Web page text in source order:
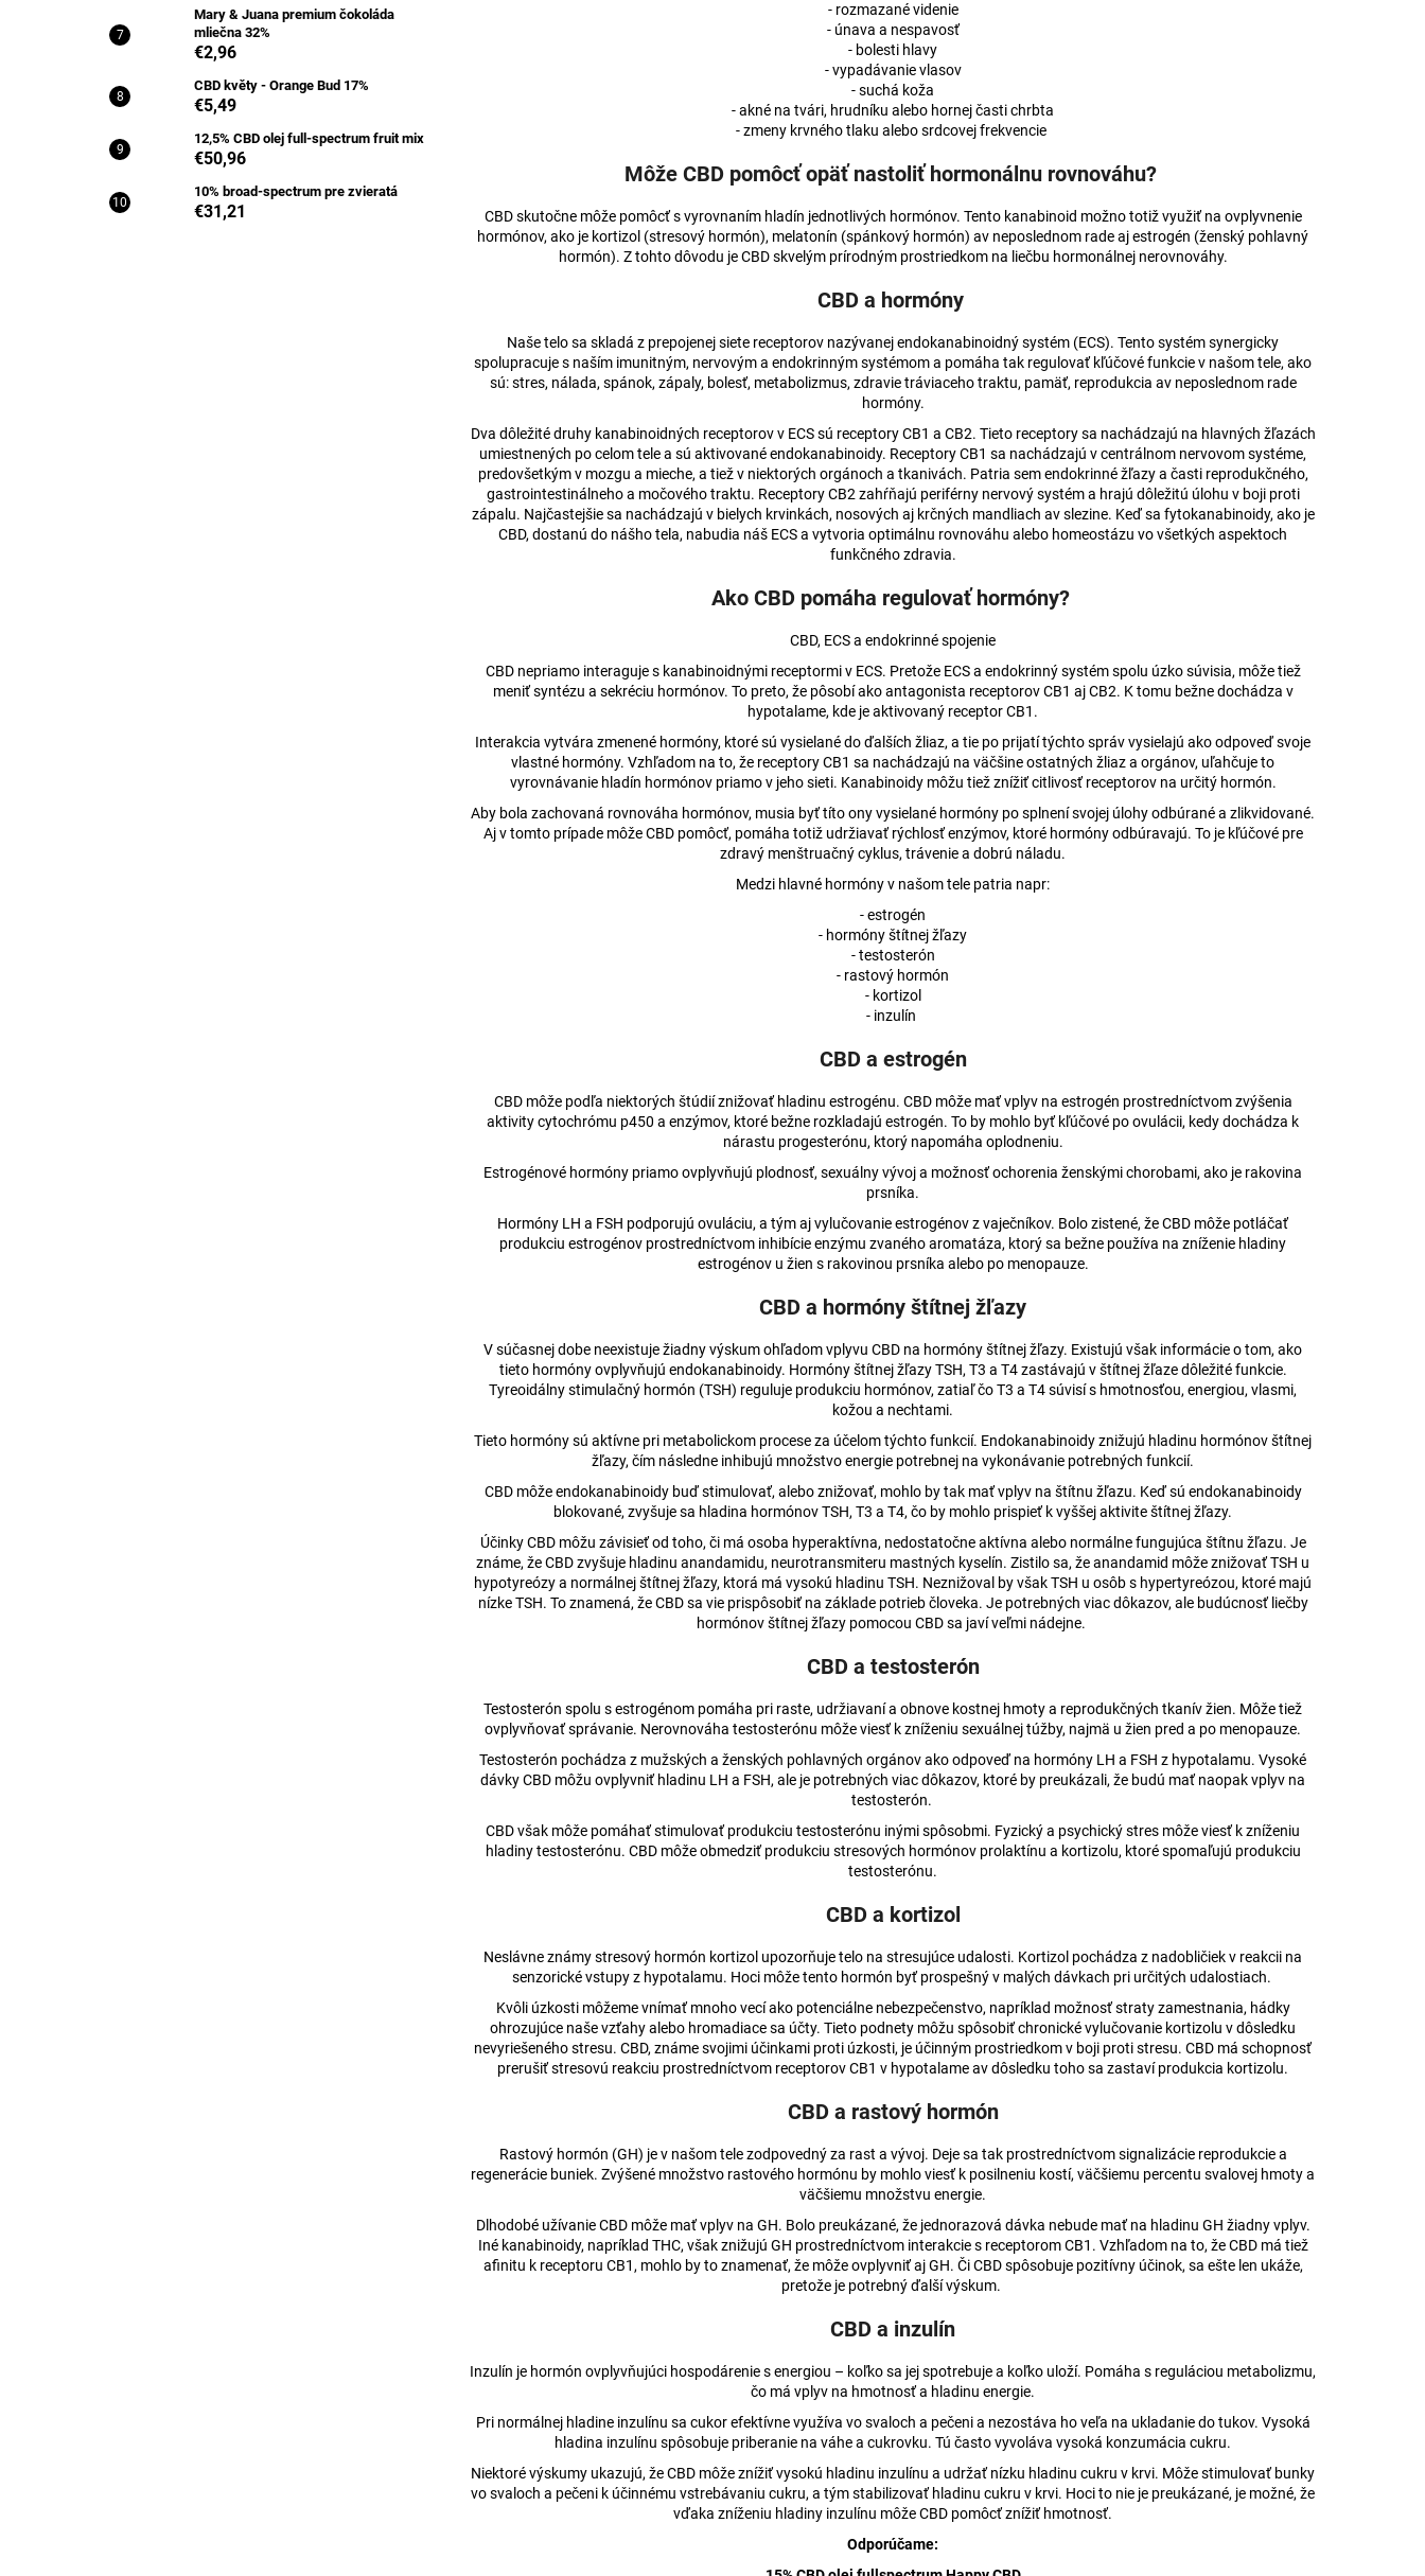
Mary & Juana premium čokoláda
mliečna 32%
€2,96
CBD květy - Orange Bud 17%
€5,49
12,5% CBD olej full-spectrum fruit mix
€50,96
10% broad-spectrum pre zvieratá
€31,21
- rozmazané videnie
- únava a nespavosť
- bolesti hlavy
- vypadávanie vlasov
- suchá koža
- akné na tvári, hrudníku alebo hornej časti chrbta
- zmeny krvného tlaku alebo srdcovej frekvencie
Môže CBD pomôcť opäť nastoliť hormonálnu rovnováhu?
CBD skutočne môže pomôcť s vyrovnaním hladín jednotlivých hormónov. Tento kanabinoid možno totiž využiť na ovplyvnenie
hormónov, ako je kortizol (stresový hormón), melatonín (spánkový hormón) av neposlednom rade aj estrogén (ženský pohlavný
hormón). Z tohto dôvodu je CBD skvelým prírodným prostriedkom na liečbu hormonálnej nerovnováhy.
CBD a hormóny
Naše telo sa skladá z prepojenej siete receptorov nazývanej endokanabinoidný systém (ECS). Tento systém synergicky
spolupracuje s naším imunitným, nervovým a endokrinným systémom a pomáha tak regulovať kľúčové funkcie v našom tele, ako
sú: stres, nálada, spánok, zápaly, bolesť, metabolizmus, zdravie tráviaceho traktu, pamäť, reprodukcia av neposlednom rade
hormóny.
Dva dôležité druhy kanabinoidných receptorov v ECS sú receptory CB1 a CB2. Tieto receptory sa nachádzajú na hlavných žľazách
umiestnených po celom tele a sú aktivované endokanabinoidy. Receptory CB1 sa nachádzajú v centrálnom nervovom systéme,
predovšetkým v mozgu a mieche, a tiež v niektorých orgánoch a tkanivách. Patria sem endokrinné žľazy a časti reprodukčného,
gastrointestinálneho a močového traktu. Receptory CB2 zahŕňajú periférny nervový systém a hrajú dôležitú úlohu v boji proti
zápalu. Najčastejšie sa nachádzajú v bielych krvinkách, nosových aj krčných mandliach av slezine. Keď sa fytokanabinoidy, ako je
CBD, dostanú do nášho tela, nabudia náš ECS a vytvoria optimálnu rovnováhu alebo homeostázu vo všetkých aspektoch
funkčného zdravia.
Ako CBD pomáha regulovať hormóny?
CBD, ECS a endokrinné spojenie
CBD nepriamo interaguje s kanabinoidnými receptormi v ECS. Pretože ECS a endokrinný systém spolu úzko súvisia, môže tiež
meniť syntézu a sekréciu hormónov. To preto, že pôsobí ako antagonista receptorov CB1 aj CB2. K tomu bežne dochádza v
hypotalame, kde je aktivovaný receptor CB1.
Interakcia vytvára zmenené hormóny, ktoré sú vysielané do ďalších žliaz, a tie po prijatí týchto správ vysielajú ako odpoveď svoje
vlastné hormóny. Vzhľadom na to, že receptory CB1 sa nachádzajú na väčšine ostatných žliaz a orgánov, uľahčuje to
vyrovnávanie hladín hormónov priamo v jeho sieti. Kanabinoidy môžu tiež znížiť citlivosť receptorov na určitý hormón.
Aby bola zachovaná rovnováha hormónov, musia byť títo ony vysielané hormóny po splnení svojej úlohy odbúrané a zlikvidované.
Aj v tomto prípade môže CBD pomôcť, pomáha totiž udržiavať rýchlosť enzýmov, ktoré hormóny odbúravajú. To je kľúčové pre
zdravý menštruačný cyklus, trávenie a dobrú náladu.
Medzi hlavné hormóny v našom tele patria napr:
- estrogén
- hormóny štítnej žľazy
- testosterón
- rastový hormón
- kortizol
- inzulín
CBD a estrogén
CBD môže podľa niektorých štúdií znižovať hladinu estrogénu. CBD môže mať vplyv na estrogén prostredníctvom zvýšenia
aktivity cytochrómu p450 a enzýmov, ktoré bežne rozkladajú estrogén. To by mohlo byť kľúčové po ovulácii, kedy dochádza k
nárastu progesterónu, ktorý napomáha oplodneniu.
Estrogénové hormóny priamo ovplyvňujú plodnosť, sexuálny vývoj a možnosť ochorenia ženskými chorobami, ako je rakovina
prsníka.
Hormóny LH a FSH podporujú ovuláciu, a tým aj vylučovanie estrogénov z vaječníkov. Bolo zistené, že CBD môže potláčať
produkciu estrogénov prostredníctvom inhibície enzýmu zvaného aromatáza, ktorý sa bežne používa na zníženie hladiny
estrogénov u žien s rakovinou prsníka alebo po menopauze.
CBD a hormóny štítnej žľazy
V súčasnej dobe neexistuje žiadny výskum ohľadom vplyvu CBD na hormóny štítnej žľazy. Existujú však informácie o tom, ako
tieto hormóny ovplyvňujú endokanabinoidy. Hormóny štítnej žľazy TSH, T3 a T4 zastávajú v štítnej žľaze dôležité funkcie.
Tyreoidálny stimulačný hormón (TSH) reguluje produkciu hormónov, zatiaľ čo T3 a T4 súvisí s hmotnosťou, energiou, vlasmi,
kožou a nechtami.
Tieto hormóny sú aktívne pri metabolickom procese za účelom týchto funkcií. Endokanabinoidy znižujú hladinu hormónov štítnej
žľazy, čím následne inhibujú množstvo energie potrebnej na vykonávanie potrebných funkcií.
CBD môže endokanabinoidy buď stimulovať, alebo znižovať, mohlo by tak mať vplyv na štítnu žľazu. Keď sú endokanabinoidy
blokované, zvyšuje sa hladina hormónov TSH, T3 a T4, čo by mohlo prispieť k vyššej aktivite štítnej žľazy.
Účinky CBD môžu závisieť od toho, či má osoba hyperaktívna, nedostatočne aktívna alebo normálne fungujúca štítnu žľazu. Je
známe, že CBD zvyšuje hladinu anandamidu, neurotransmiteru mastných kyselín. Zistilo sa, že anandamid môže znižovať TSH u
hypotyreózy a normálnej štítnej žľazy, ktorá má vysokú hladinu TSH. Neznižoval by však TSH u osôb s hypertyreózou, ktoré majú
nízke TSH. To znamená, že CBD sa vie prispôsobiť na základe potrieb človeka. Je potrebných viac dôkazov, ale budúcnosť liečby
hormónov štítnej žľazy pomocou CBD sa javí veľmi nádejne.
CBD a testosterón
Testosterón spolu s estrogénom pomáha pri raste, udržiavaní a obnove kostnej hmoty a reprodukčných tkanív žien. Môže tiež
ovplyvňovať správanie. Nerovnováha testosterónu môže viesť k zníženiu sexuálnej túžby, najmä u žien pred a po menopauze.
Testosterón pochádza z mužských a ženských pohlavných orgánov ako odpoveď na hormóny LH a FSH z hypotalamu. Vysoké
dávky CBD môžu ovplyvniť hladinu LH a FSH, ale je potrebných viac dôkazov, ktoré by preukázali, že budú mať naopak vplyv na
testosterón.
CBD však môže pomáhať stimulovať produkciu testosterónu inými spôsobmi. Fyzický a psychický stres môže viesť k zníženiu
hladiny testosterónu. CBD môže obmedziť produkciu stresových hormónov prolaktínu a kortizolu, ktoré spomaľujú produkciu
testosterónu.
CBD a kortizol
Neslávne známy stresový hormón kortizol upozorňuje telo na stresujúce udalosti. Kortizol pochádza z nadobličiek v reakcii na
senzorické vstupy z hypotalamu. Hoci môže tento hormón byť prospešný v malých dávkach pri určitých udalostiach.
Kvôli úzkosti môžeme vnímať mnoho vecí ako potenciálne nebezpečenstvo, napríklad možnosť straty zamestnania, hádky
ohrozujúce naše vzťahy alebo hromadiace sa účty. Tieto podnety môžu spôsobiť chronické vylučovanie kortizolu v dôsledku
nevyriešeného stresu. CBD, známe svojimi účinkami proti úzkosti, je účinným prostriedkom v boji proti stresu. CBD má schopnosť
prerušiť stresovú reakciu prostredníctvom receptorov CB1 v hypotalame av dôsledku toho sa zastaví produkcia kortizolu.
CBD a rastový hormón
Rastový hormón (GH) je v našom tele zodpovedný za rast a vývoj. Deje sa tak prostredníctvom signalizácie reprodukcie a
regenerácie buniek. Zvýšené množstvo rastového hormónu by mohlo viesť k posilneniu kostí, väčšiemu percentu svalovej hmoty a
väčšiemu množstvu energie.
Dlhodobé užívanie CBD môže mať vplyv na GH. Bolo preukázané, že jednorazová dávka nebude mať na hladinu GH žiadny vplyv.
Iné kanabinoidy, napríklad THC, však znižujú GH prostredníctvom interakcie s receptorom CB1. Vzhľadom na to, že CBD má tiež
afinitu k receptoru CB1, mohlo by to znamenať, že môže ovplyvniť aj GH. Či CBD spôsobuje pozitívny účinok, sa ešte len ukáže,
pretože je potrebný ďalší výskum.
CBD a inzulín
Inzulín je hormón ovplyvňujúci hospodárenie s energiou – koľko sa jej spotrebuje a koľko uloží. Pomáha s reguláciou metabolizmu,
čo má vplyv na hmotnosť a hladinu energie.
Pri normálnej hladine inzulínu sa cukor efektívne využíva vo svaloch a pečeni a nezostáva ho veľa na ukladanie do tukov. Vysoká
hladina inzulínu spôsobuje priberanie na váhe a cukrovku. Tú často vyvoláva vysoká konzumácia cukru.
Niektoré výskumy ukazujú, že CBD môže znížiť vysokú hladinu inzulínu a udržať nízku hladinu cukru v krvi. Môže stimulovať bunky
vo svaloch a pečeni k účinnému vstrebávaniu cukru, a tým stabilizovať hladinu cukru v krvi. Hoci to nie je preukázané, je možné, že
vďaka zníženiu hladiny inzulínu môže CBD pomôcť znížiť hmotnosť.
Odporúčame: